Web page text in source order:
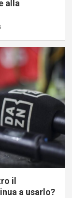
alla
il
a usarlo?